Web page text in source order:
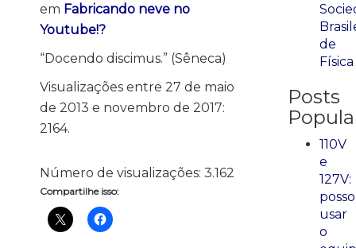
em Fabricando neve no
Youtube!?
“Docendo discimus.” (Sêneca)
Visualizações entre 27 de maio
de 2013 e novembro de 2017:
2164.
Número de visualizações: 3.162
Compartilhe isso:
de
Física
Posts
110V
e
127V:
posso
usar
o